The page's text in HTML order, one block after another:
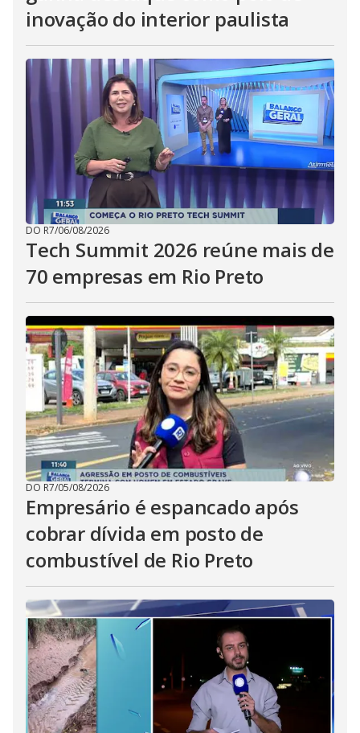
inovação do interior paulista
DO R7/06/08/2026
Tech Summit 2026 reúne mais de
70 empresas em Rio Preto
DO R7/05/08/2026
Empresário é espancado após
cobrar dívida em posto de
combustível de Rio Preto